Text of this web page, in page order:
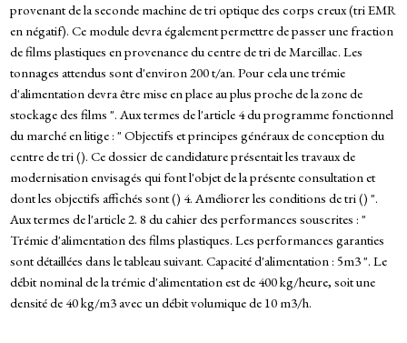
provenant de la seconde machine de tri optique des corps creux (tri EMR
en négatif). Ce module devra également permettre de passer une fraction
de films plastiques en provenance du centre de tri de Marcillac. Les
tonnages attendus sont d'environ 200 t/an. Pour cela une trémie
d'alimentation devra être mise en place au plus proche de la zone de
stockage des films ". Aux termes de l'article 4 du programme fonctionnel
du marché en litige : " Objectifs et principes généraux de conception du
centre de tri (). Ce dossier de candidature présentait les travaux de
modernisation envisagés qui font l'objet de la présente consultation et
dont les objectifs affichés sont () 4. Améliorer les conditions de tri () ".
Aux termes de l'article 2. 8 du cahier des performances souscrites : "
Trémie d'alimentation des films plastiques. Les performances garanties
sont détaillées dans le tableau suivant. Capacité d'alimentation : 5m3 ". Le
débit nominal de la trémie d'alimentation est de 400 kg/heure, soit une
densité de 40 kg/m3 avec un débit volumique de 10 m3/h.